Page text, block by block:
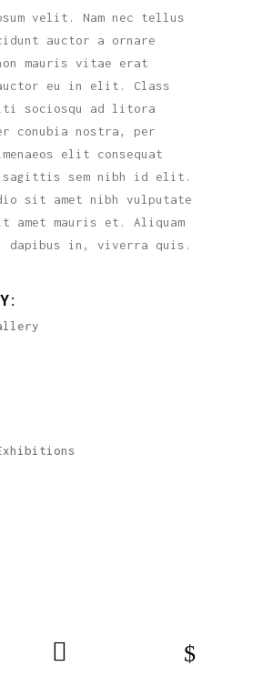
velit. Nam nec tellus
auctor a ornare
mauris vitae erat
auctor eu in elit. Class
sociosqu ad litora
conubia nostra, per
elit consequat
sagittis sem nibh id elit.
sit amet nibh vulputate
amet mauris et. Aliquam
dapibus in, viverra quis.